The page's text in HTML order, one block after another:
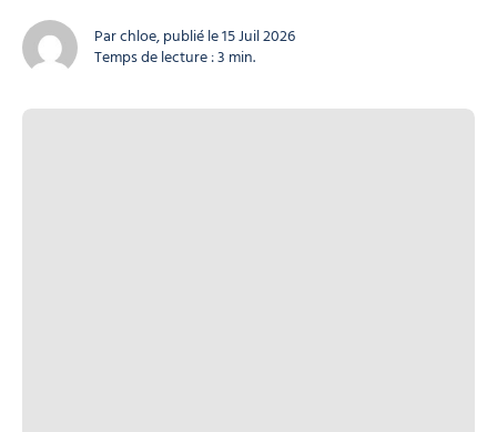
fragile et partagé par de nombreux acteurs : faune sauvage,
agriculteurs, troupeaux, habitants...
Par chloe, publié le 15 Juil 2026
Temps de lecture : 3 min.